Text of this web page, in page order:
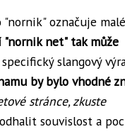
označuje malé
"nornik net" tak může
slangový
by bylo vhodné
stránce, zkuste
souvislost a